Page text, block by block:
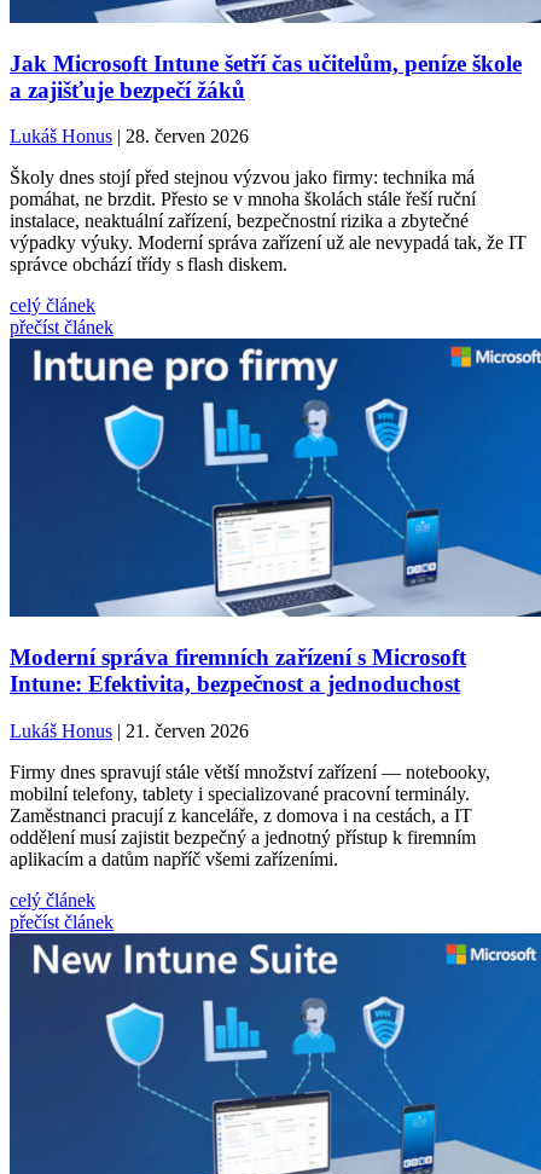
Jak Microsoft Intune šetří čas učitelům, peníze škole
a zajišťuje bezpečí žáků
Lukáš Honus | 28. červen 2026
Školy dnes stojí před stejnou výzvou jako firmy: technika má
pomáhat, ne brzdit. Přesto se v mnoha školách stále řeší ruční
instalace, neaktuální zařízení, bezpečnostní rizika a zbytečné
výpadky výuky. Moderní správa zařízení už ale nevypadá tak, že IT
správce obchází třídy s flash diskem.
celý článek
přečíst článek
Moderní správa firemních zařízení s Microsoft
Intune: Efektivita, bezpečnost a jednoduchost
Lukáš Honus | 21. červen 2026
Firmy dnes spravují stále větší množství zařízení — notebooky,
mobilní telefony, tablety i specializované pracovní terminály.
Zaměstnanci pracují z kanceláře, z domova i na cestách, a IT
oddělení musí zajistit bezpečný a jednotný přístup k firemním
aplikacím a datům napříč všemi zařízeními.
celý článek
přečíst článek